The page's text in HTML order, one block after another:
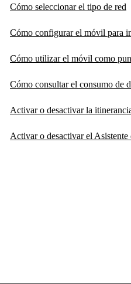
Cómo seleccionar el tipo de red
Cómo configurar el móvil para
Cómo utilizar el móvil como
Cómo consultar el consumo de
Activar o desactivar la
Activar o desactivar el Asistente